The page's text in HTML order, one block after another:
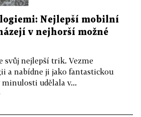
Nejlepší mobilní
v nejhorší možné
svůj nejlepší trik. Vezme
a nabídne ji jako fantastickou
udělala v...